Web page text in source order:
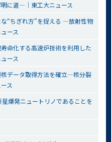
明に道―│東工大ニュース
“ちぎれ方”を捉える ―放射性物
ース
命化する高速炉技術を利用した
ース
データ取得方法を確立―核分裂
ス
爆発ニュートリノであることを